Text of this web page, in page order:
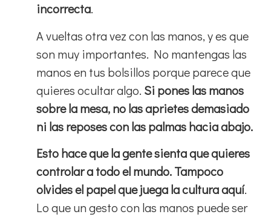
incorrecta.
A vueltas otra vez con las manos, y es que
son muy importantes. No mantengas las
manos en tus bolsillos porque parece que
quieres ocultar algo. Si pones las manos
sobre la mesa, no las aprietes demasiado
ni las reposes con las palmas hacia abajo.
Esto hace que la gente sienta que quieres
controlar a todo el mundo. Tampoco
olvides el papel que juega la cultura aquí.
Lo que un gesto con las manos puede ser